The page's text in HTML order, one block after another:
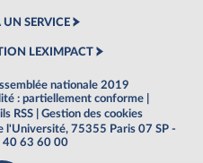
SERVICE
LEXIMPACT
nationale 2019
: partiellement conforme
RSS
Gestion des cookies
l'Université, 75355 Paris 07 SP -
40 63 60 00